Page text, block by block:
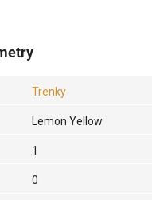
Trenky
Lemon Yellow
1
0